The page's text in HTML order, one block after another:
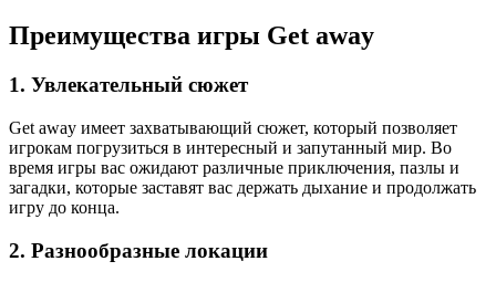
Преимущества игры Get away
1. Увлекательный сюжет
Get away имеет захватывающий сюжет, который позволяет
игрокам погрузиться в интересный и запутанный мир. Во
время игры вас ожидают различные приключения, пазлы и
загадки, которые заставят вас держать дыхание и продолжать
игру до конца.
2. Разнообразные локации